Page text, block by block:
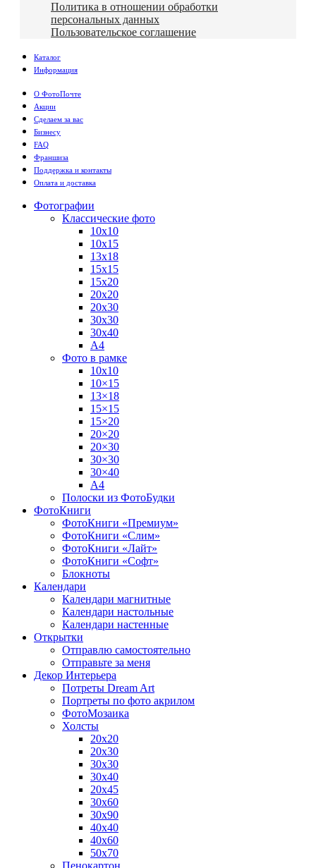
Политика в отношении обработки
персональных данных
Пользовательское соглашение
Каталог
Информация
О ФотоПочте
Акции
Сделаем за вас
Бизнесу
FAQ
Франшиза
Поддержка и контакты
Оплата и доставка
Фотографии
Классические фото
10х10
10х15
13х18
15х15
15х20
20х20
20х30
30х30
30х40
А4
Фото в рамке
10х10
10×15
13×18
15×15
15×20
20×20
20×30
30×30
30×40
A4
Полоски из ФотоБудки
ФотоКниги
ФотоКниги «Премиум»
ФотоКниги «Слим»
ФотоКниги «Лайт»
ФотоКниги «Софт»
Блокноты
Календари
Календари магнитные
Календари настольные
Календари настенные
Открытки
Отправлю самостоятельно
Отправьте за меня
Декор Интерьера
Потреты Dream Art
Портреты по фото акрилом
ФотоМозаика
Холсты
20х20
20х30
30х30
30х40
20х45
30х60
30х90
40х40
40х60
50х70